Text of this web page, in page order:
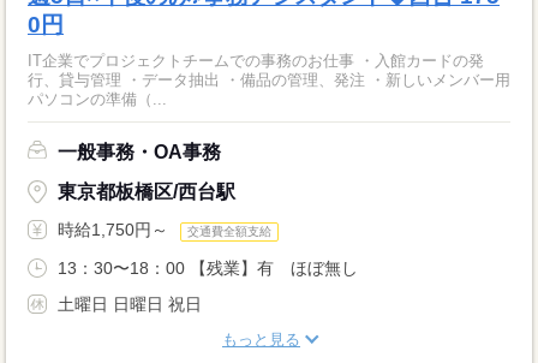
0円
IT企業でプロジェクトチームでの事務のお仕事 ・入館カードの発
行、貸与管理 ・データ抽出 ・備品の管理、発注 ・新しいメンバー用
パソコンの準備（...
一般事務・OA事務
東京都板橋区/西台駅
時給1,750円～ 交通費全額支給
13：30〜18：00 【残業】有 ほぼ無し
土曜日 日曜日 祝日
もっと見る